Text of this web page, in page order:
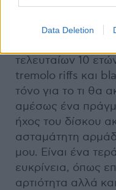
Data Deletion
χωρίς υπερβολές
τελευταίων 10
tremolo riffs και
τόνο για το τι θα
αμέσως ένα
ήχος του δίσκου
ασταμάτητη
μου. Είναι ένα
ευκρίνεια, όπως
αρτιότητα αλλά